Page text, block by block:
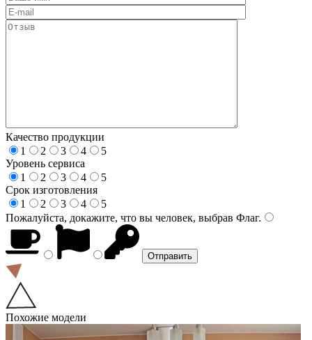
Качество продукции
1
2 3 4
5
Уровень сервиса
1
2 3 4
5
Срок изготовления
1
2 3 4
5
Пожалуйста, докажите, что вы человек, выбрав Флаг.
Похожие модели